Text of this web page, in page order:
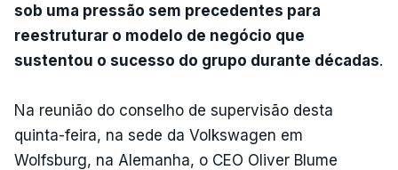
sob uma pressão sem precedentes para
reestruturar o modelo de negócio que
sustentou o sucesso do grupo durante décadas.
Na reunião do conselho de supervisão desta
quinta-feira, na sede da Volkswagen em
Wolfsburg, na Alemanha, o CEO Oliver Blume